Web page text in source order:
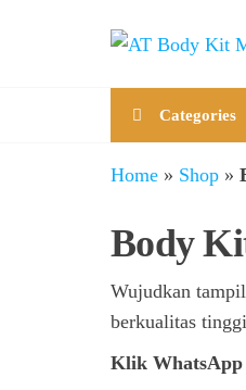
Categories
Home » Shop »
Body
Wujudkan
berkualitas
Klik WhatsApp